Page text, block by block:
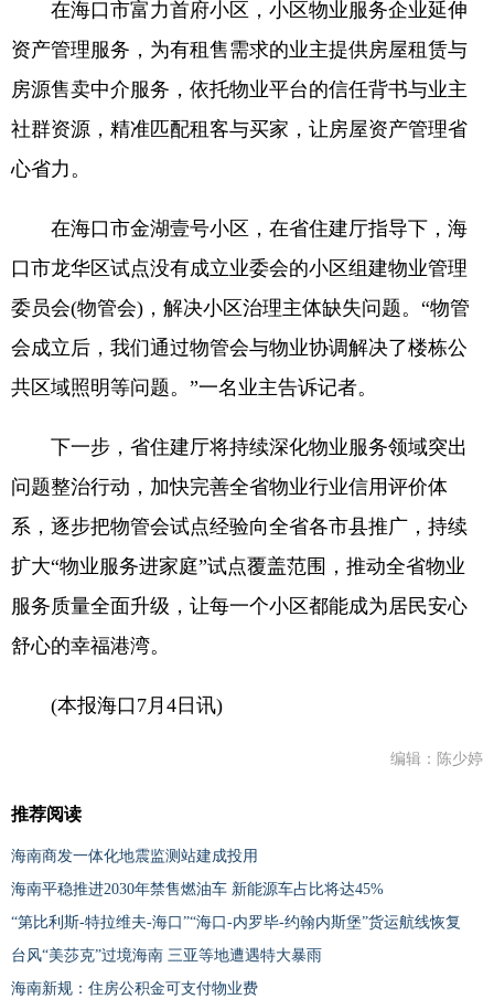
在海口市富力首府小区，小区物业服务企业延伸
资产管理服务，为有租售需求的业主提供房屋租赁与
房源售卖中介服务，依托物业平台的信任背书与业主
社群资源，精准匹配租客与买家，让房屋资产管理省
心省力。
在海口市金湖壹号小区，在省住建厅指导下，海
口市龙华区试点没有成立业委会的小区组建物业管理
委员会(物管会)，解决小区治理主体缺失问题。“物管
会成立后，我们通过物管会与物业协调解决了楼栋公
共区域照明等问题。”一名业主告诉记者。
下一步，省住建厅将持续深化物业服务领域突出
问题整治行动，加快完善全省物业行业信用评价体
系，逐步把物管会试点经验向全省各市县推广，持续
扩大“物业服务进家庭”试点覆盖范围，推动全省物业
服务质量全面升级，让每一个小区都能成为居民安心
舒心的幸福港湾。
(本报海口7月4日讯)
编辑：陈少婷
推荐阅读
海南商发一体化地震监测站建成投用
海南平稳推进2030年禁售燃油车 新能源车占比将达45%
“第比利斯-特拉维夫-海口”“海口-内罗毕-约翰内斯堡”货运航线恢复
台风“美莎克”过境海南 三亚等地遭遇特大暴雨
海南新规：住房公积金可支付物业费